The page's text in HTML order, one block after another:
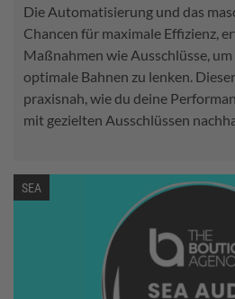
Die Automatisierung und das
Chancen für maximale Effizienz,
Maßnahmen wie Ausschlüsse,
optimale Bahnen zu lenken.
praxisnah, wie du deine
mit gezielten Ausschlüssen
SEA